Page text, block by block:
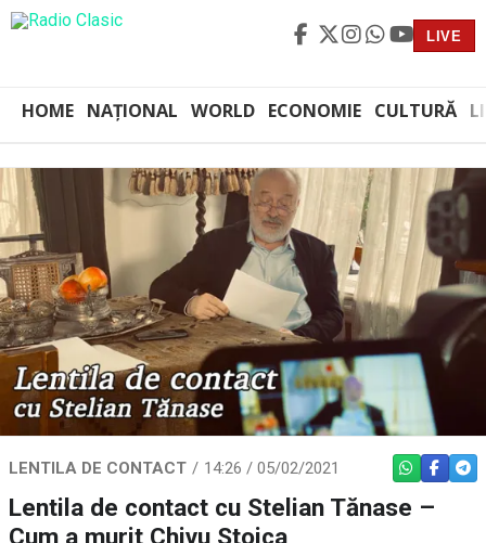
LIVE
HOME NAȚIONAL WORLD ECONOMIE CULTURĂ
LENTILA DE CONTACT 14:26 / 05/02/2021 WHATSAPP
Lentila de contact cu Stelian Tănase –